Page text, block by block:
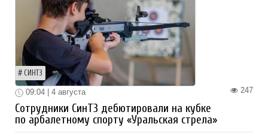
СИНТЗ
247
09:04 | 4 августа
Сотрудники СинТЗ дебютировали на кубке
по арбалетному спорту «Уральская стрела»